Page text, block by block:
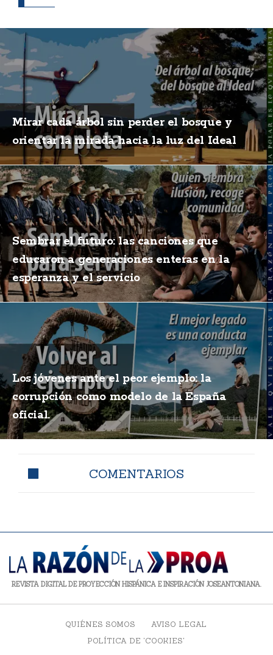
Mirar cada árbol sin perder el bosque y
orientar la mirada hacia la luz del Ideal
Sembrar el futuro: las canciones que
educaron a generaciones enteras en la
esperanza y el servicio
Los jóvenes ante el peor ejemplo: la
corrupción como modelo de la España
oficial.
COMENTARIOS
REVISTA DIGITAL DE PROYECCIÓN HISPÁNICA E INSPIRACIÓN JOSEANTONIANA.
QUIÉNES SOMOS
AVISO LEGAL
POLÍTICA DE 'COOKIES'